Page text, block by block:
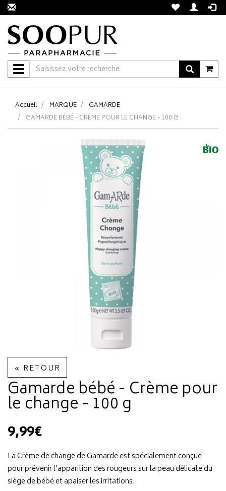
Navigation
Accueil MARQUE
GAMARDE
GAMARDE BÉBÉ - CRÈME POUR LE CHANGE - 100 G
« RETOUR
Gamarde bébé - Crème pour
le change - 100 g
9,99€
La Crème de change de Gamarde est spécialement conçue
pour prévenir l’apparition des rougeurs sur la peau délicate du
siège de bébé et apaiser les irritations.